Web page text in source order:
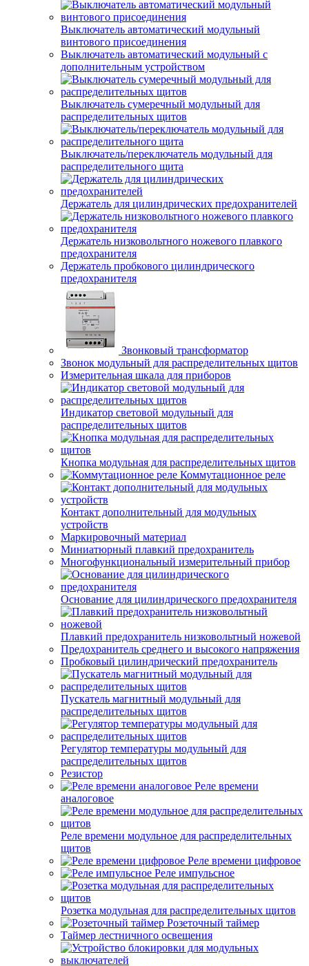
Выключатель автоматический модульный
винтового присоединения
Выключатель автоматический модульный с
дополнительным устройством
Выключатель сумеречный модульный для
распределительных щитов
Выключатель/переключатель модульный для
распределительного щита
Держатель для цилиндрических предохранителей
Держатель низковольтного ножевого плавкого
предохранителя
Держатель пробкового цилиндрического
предохранителя
Звонковый трансформатор
Звонок модульный для распределительных щитов
Измерительная шкала для приборов
Индикатор световой модульный для
распределительных щитов
Кнопка модульная для распределительных щитов
Коммутационное реле
Контакт дополнительный для модульных
устройств
Маркировочный материал
Миниатюрный плавкий предохранитель
Многофункциональный измерительный прибор
Основание для цилиндрического предохранителя
Плавкий предохранитель низковольтный ножевой
Предохранитель среднего и высокого напряжения
Пробковый цилиндрический предохранитель
Пускатель магнитный модульный для
распределительных щитов
Регулятор температуры модульный для
распределительных щитов
Резистор
Реле времени
аналоговое
Реле времени модульное для распределительных
щитов
Реле времени цифровое
Реле импульсное
Розетка модульная для распределительных щитов
Розеточный таймер
Таймер лестничного освещения